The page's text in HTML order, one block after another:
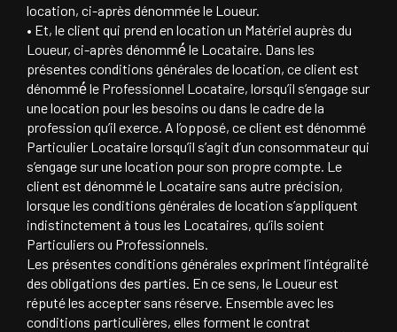
location, ci-après dénommée le Loueur.
• Et, le client qui prend en location un Matériel auprès du
Loueur, ci-après dénommé́ le Locataire. Dans les
présentes conditions générales de location, ce client est
dénommé́ le Professionnel Locataire, lorsqu’il s’engage sur
une location pour les besoins ou dans le cadre de la
profession qu’il exerce. A l’opposé, ce client est dénommé
Particulier Locataire lorsqu’il s’agit d’un consommateur qui
s’engage sur une location pour son propre compte. Le
client est dénommé le Locataire sans autre précision,
lorsque les conditions générales de location s’appliquent
indistinctement à tous les Locataires, qu’ils soient
Particuliers ou Professionnels.
Les présentes conditions générales expriment l’intégralité
des obligations des parties. En ce sens, le Loueur est
réputé les accepter sans réserve. Ensemble avec les
conditions particulières, elles forment le contrat